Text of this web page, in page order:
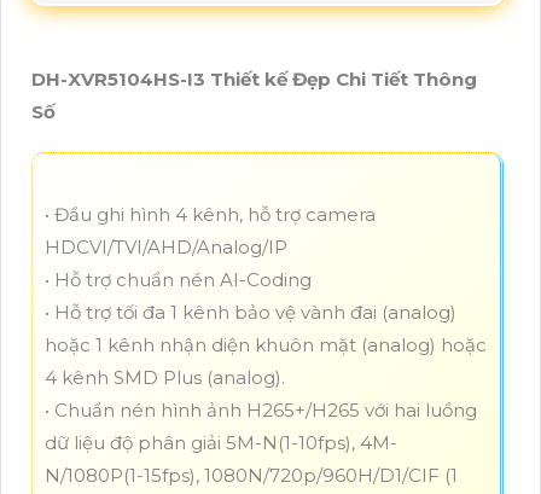
DH-XVR5104HS-I3 Thiết kế Đẹp Chi Tiết Thông
Số
• Đầu ghi hình 4 kênh, hỗ trợ camera
HDCVI/TVI/AHD/Analog/IP
• Hỗ trợ chuẩn nén AI-Coding
• Hỗ trợ tối đa 1 kênh bảo vệ vành đai (analog)
hoặc 1 kênh nhận diện khuôn mặt (analog) hoặc
4 kênh SMD Plus (analog).
• Chuẩn nén hình ảnh H265+/H265 với hai luồng
dữ liệu độ phân giải 5M-N(1-10fps), 4M-
N/1080P(1-15fps), 1080N/720p/960H/D1/CIF (1